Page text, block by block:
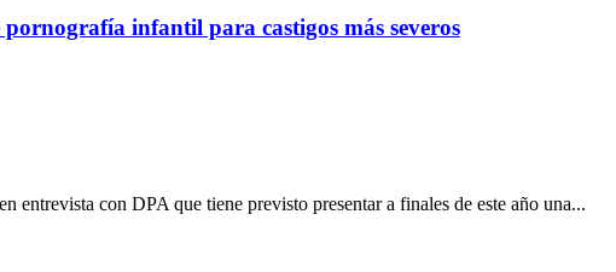
infantil para castigos más severos
entrevista con DPA que tiene previsto presentar a finales de este año una...